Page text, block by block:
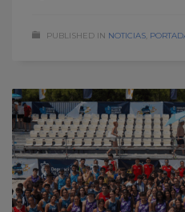
PUBLISHED IN NOTICIAS